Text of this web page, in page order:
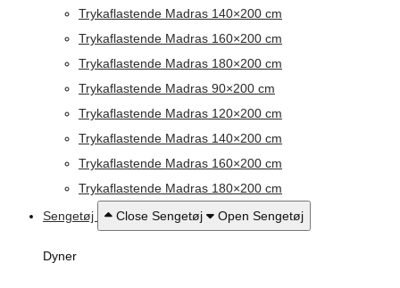
Trykaflastende Madras 140×200 cm
Trykaflastende Madras 160×200 cm
Trykaflastende Madras 180×200 cm
Trykaflastende Madras 90×200 cm
Trykaflastende Madras 120×200 cm
Trykaflastende Madras 140×200 cm
Trykaflastende Madras 160×200 cm
Trykaflastende Madras 180×200 cm
Sengetøj
Close Sengetøj Open Sengetøj
Dyner